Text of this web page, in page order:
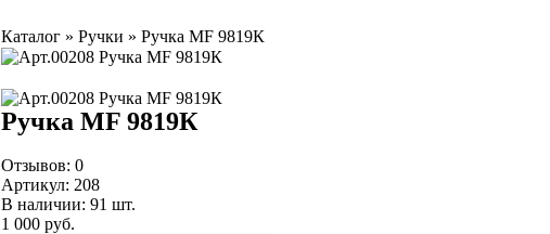
Каталог» Ручки » Ручка MF 9819К
Ручка MF 9819К
Отзывов: 0
Артикул: 208
В наличии: 91 шт.
1 000 руб.